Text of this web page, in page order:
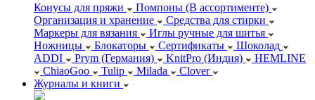
Конусы для пряжи
Помпоны (В ассортименте)
Организация и хранение
Средства для стирки
Маркеры для вязания
Иглы ручные для шитья
Ножницы
Блокаторы Сертификаты
Шоколад
ADDI
Prym (Германия) KnitPro (Индия)
HEMLINE
ChiaoGoo
Tulip Milada
Clover
Журналы и книги